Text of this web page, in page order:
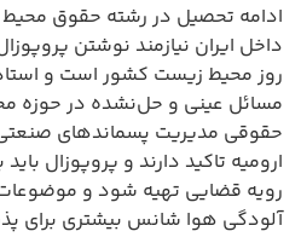
ادامه تحصیل در رشته حقوق
داخل ایران نیازمند نوشتن
روز محیط زیست کشور است و
مسائل عینی و حل‌نشده در حوزه
حقوقی مدیریت پسماندهای صنعتی
ارومیه تاکید دارند و پروپوزال
رویه قضایی تهیه شود و موضوعات
آلودگی هوا شانس بیشتری برای